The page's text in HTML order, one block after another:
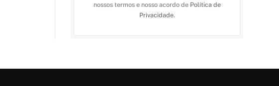
nossos termos e nosso acordo de Política de
Privacidade.